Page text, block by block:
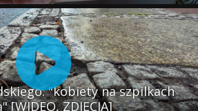
"kobiety na szpilkach
ZDJĘCIA]